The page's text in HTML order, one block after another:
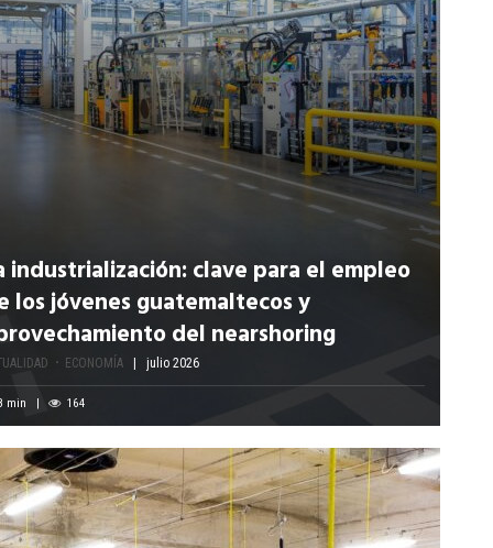
industrialización: clave para el empleo
los jóvenes guatemaltecos y
del nearshoring
ECONOMÍA julio 2026
min 164